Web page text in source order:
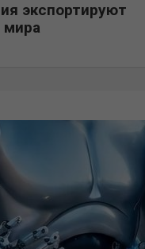
экспортируют
мира